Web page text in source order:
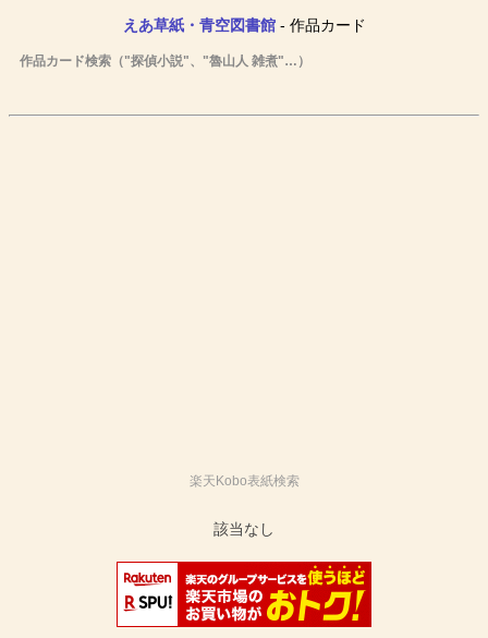
えあ草紙・青空図書館- 作品カード
作品カード検索（"探偵小説"、"魯山人 雑煮"…）
楽天Kobo表紙検索